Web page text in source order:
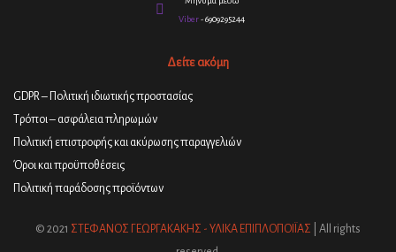
Viber- 6909295244
Δείτε ακόμη
GDPR – Πολιτική ιδιωτικής προστασίας
Τρόποι – ασφάλεια πληρωμών
Πολιτική επιστροφής και ακύρωσης παραγγελιών
Όροι και προϋποθέσεις
Πολιτική παράδοσης προϊόντων
© 2021 ΣΤΕΦΑΝΟΣ ΓΕΩΡΓΑΚΑΚΗΣ - ΥΛΙΚΑ ΕΠΙΠΛΟΠΟΙΪΑΣ | All rights